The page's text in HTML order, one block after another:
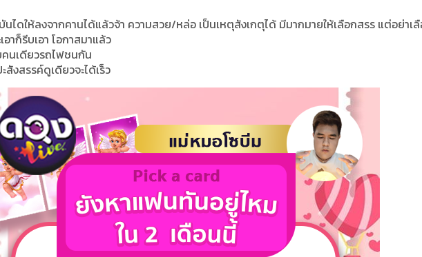
ไดให้ลงจากคานได้แล้วจ้า ความสวย/หล่อ เป็นเหตุสังเกตุได้ มีมากมายให้เลือกสรร แต่อย่าเ
อาก็รีบเอา โอกาสมาแล้ว
นเดียวรถไฟชนกัน
งสรรค์ดูเดียวจะได้เร็ว